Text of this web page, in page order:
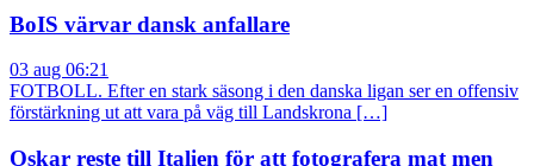
BoIS värvar dansk anfallare
03 aug 06:21
FOTBOLL. Efter en stark säsong i den danska ligan ser en offensiv
förstärkning ut att vara på väg till Landskrona […]
Oskar reste till Italien för att fotografera mat men